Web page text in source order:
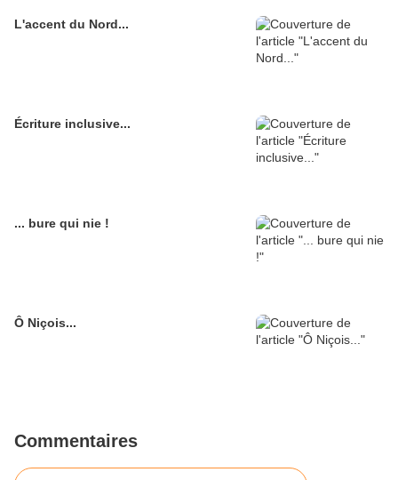
L'accent du Nord...
Écriture inclusive...
... bure qui nie !
Ô Niçois...
Commentaires